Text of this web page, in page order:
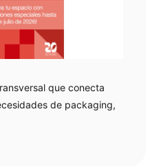
que conecta
de packaging,